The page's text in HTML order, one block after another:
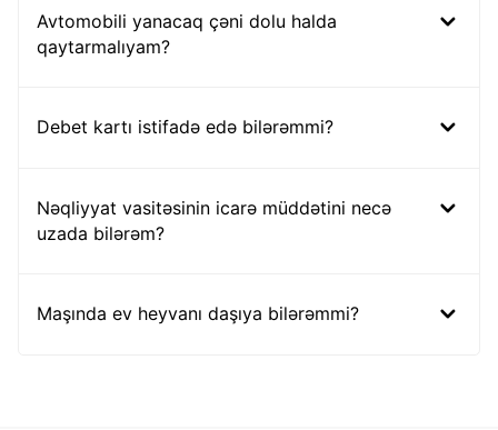
Avtomobili yanacaq çəni dolu halda
qaytarmalıyam?
Debet kartı istifadə edə bilərəmmi?
Nəqliyyat vasitəsinin icarə müddətini necə
uzada bilərəm?
Maşında ev heyvanı daşıya bilərəmmi?